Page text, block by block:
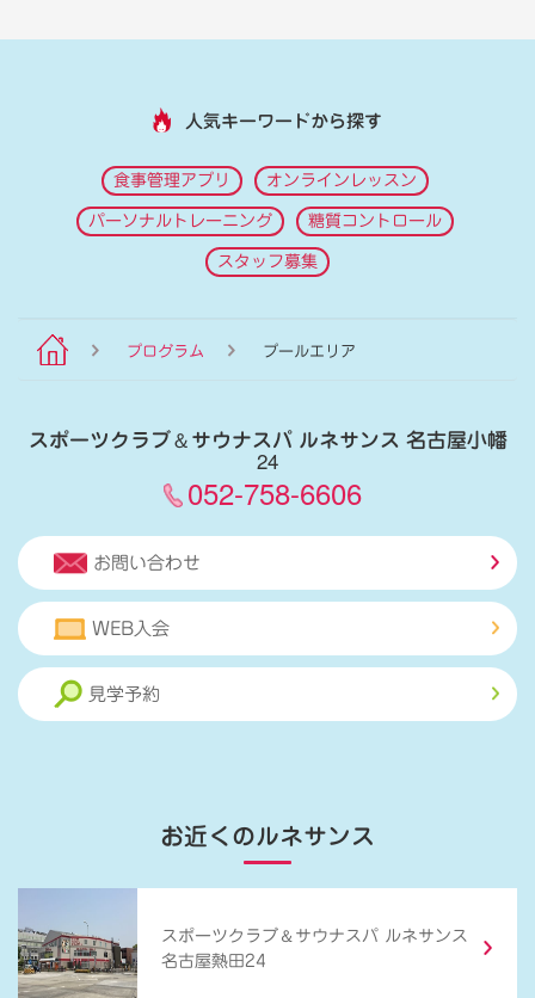
人気キーワードから探す
食事管理アプリ オンラインレッスン
パーソナルトレーニング 糖質コントロール
スタッフ募集
プログラム プールエリア
スポーツクラブ＆サウナスパ ルネサンス 名古屋小幡
24
052-758-6606
お問い合わせ
WEB入会
見学予約
お近くのルネサンス
スポーツクラブ ＆ サウナスパ ルネサンス
名古屋熱田24